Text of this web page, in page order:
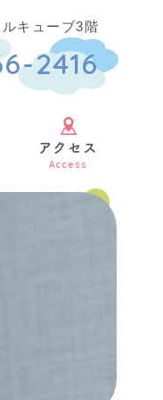
キューブ3階
2416
アクセス
Access